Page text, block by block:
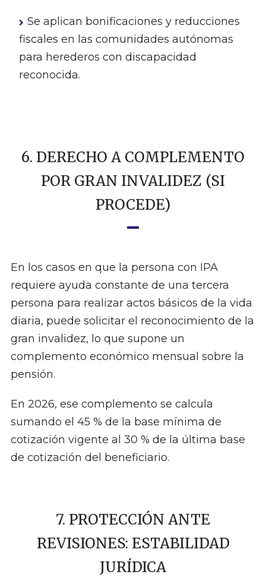
Se aplican bonificaciones y reducciones
fiscales en las comunidades autónomas
para herederos con discapacidad
reconocida.
6. DERECHO A COMPLEMENTO
POR GRAN INVALIDEZ (SI
PROCEDE)
En los casos en que la persona con IPA
requiere ayuda constante de una tercera
persona para realizar actos básicos de la vida
diaria, puede solicitar el reconocimiento de la
gran invalidez, lo que supone un
complemento económico mensual sobre la
pensión.
En 2026, ese complemento se calcula
sumando el 45 % de la base mínima de
cotización vigente al 30 % de la última base
de cotización del beneficiario.
7. PROTECCIÓN ANTE
REVISIONES: ESTABILIDAD
JURÍDICA